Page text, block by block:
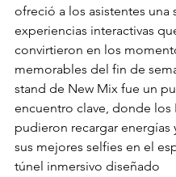
ofreció a los asistentes una
experiencias interactivas
convirtieron en los
memorables del fin de
stand de New Mix fue un
encuentro clave, donde los
pudieron recargar energías
sus mejores selfies en el
túnel inmersivo diseñado